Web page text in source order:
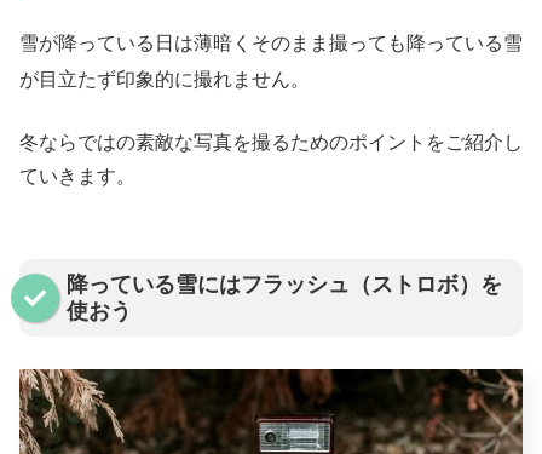
雪が降っている日は薄暗くそのまま撮っても降っている雪
が目立たず印象的に撮れません。
冬ならではの素敵な写真を撮るためのポイントをご紹介し
ていきます。
降っている雪にはフラッシュ（ストロボ）を
使おう